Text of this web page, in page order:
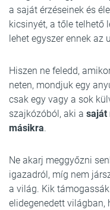
a saját érzéseinek és
kicsinyét, a tőle telhető
lehet egyszer ennek az
Hiszen ne feledd,
neten, mondjuk egy
csak egy vagy a sok
szajkózóból, aki a saját
másikra.
Ne akarj meggyőzni
igazadról, míg nem
a világ. Kik
elidegenedett világban,